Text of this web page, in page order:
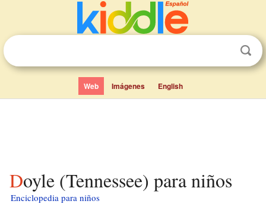
Web Imágenes English
Doyle (Tennessee) para niños
Enciclopedia para niños